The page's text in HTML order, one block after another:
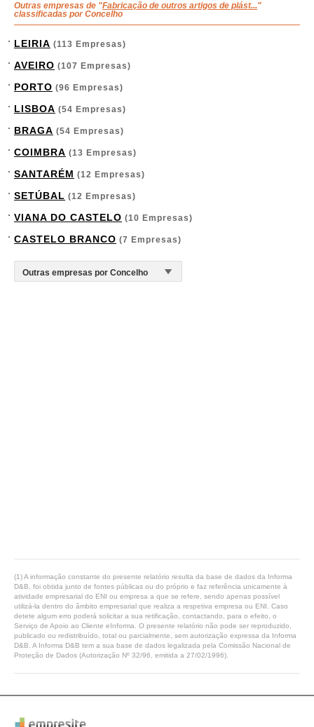
Outras empresas de "Fabricação de outros artigos de plást..."
classificadas por Concelho
LEIRIA (113 Empresas)
AVEIRO (107 Empresas)
PORTO (96 Empresas)
LISBOA (54 Empresas)
BRAGA (54 Empresas)
COIMBRA (13 Empresas)
SANTARÉM (12 Empresas)
SETÚBAL (12 Empresas)
VIANA DO CASTELO (10 Empresas)
CASTELO BRANCO (7 Empresas)
(1) A informação constante do presente relatório resulta da base de dados da Informa
D&B, foi obtida junto de fontes públicas ou do próprio e faz referência unicamente à
atividade empresarial do ENI ou empresa a que se refere, sendo apenas possível
utilizá-la dentro do âmbito empresarial que realiza a respetiva empresa ou ENI. Caso
detete algum erro poderá solicitar a sua retificação, contactando, para o efeito, o
Serviço de Apoio ao Cliente eInforma. O presente relatório não pode ser reproduzido,
publicado ou redistribuído, total ou parcialmente, sem autorização expressa da Informa
D&B. A Informa D&B tem a sua base de dados legalizada pela Comissão Nacional de
Proteção de Dados (Autorização Nº 32/96, emitida a 27/02/1996).